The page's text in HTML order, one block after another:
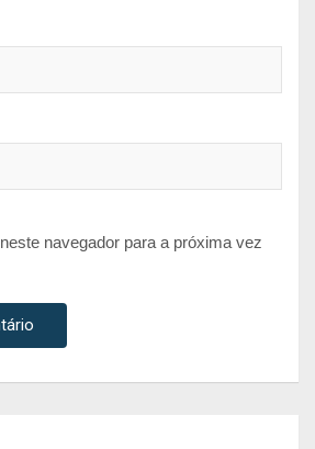
navegador para a próxima vez